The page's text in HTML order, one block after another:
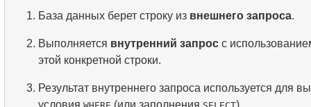
База данных берет строку из внешнего запроса.
Выполняется внутренний запрос с
этой конкретной строки.
Результат внутреннего запроса используется для